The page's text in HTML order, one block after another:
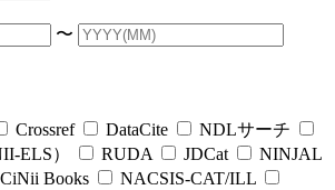
〜
Crossref DataCite
NDLサーチ
ELS）
RUDA JDCat
NINJAL
CiNii Books
NACSIS-CAT/ILL